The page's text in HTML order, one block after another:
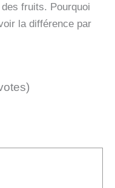
fruits. Pourquoi
la différence par